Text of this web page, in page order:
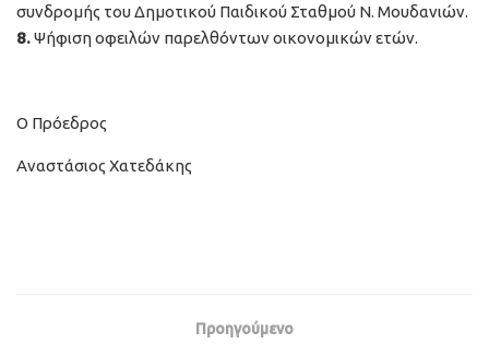
συνδρομής του Δημοτικού Παιδικού Σταθμού Ν. Μουδανιών.
8.Ψήφιση οφειλών παρελθόντων οικονομικών ετών.
Ο Πρόεδρος
Αναστάσιος Χατεδάκης
Προηγούμενο